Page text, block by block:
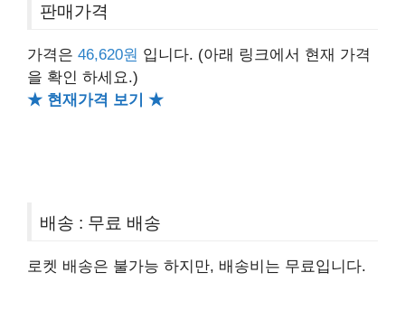
판매가격
가격은 46,620원 입니다. (아래 링크에서 현재 가격
을 확인 하세요.)
★ 현재가격 보기 ★
배송 : 무료 배송
로켓 배송은 불가능 하지만, 배송비는 무료입니다.